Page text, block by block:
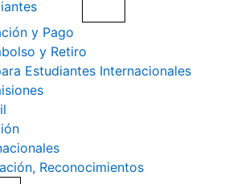
y Pago
y Retiro
Estudiantes Internacionales
Reconocimientos